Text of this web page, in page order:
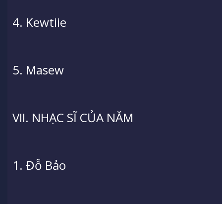
4. Kewtiie
5. Masew
VII. NHẠC SĨ CỦA NĂM
1. Đỗ Bảo